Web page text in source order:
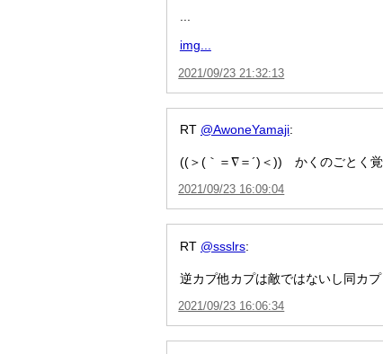
img...
2021/09/23 21:32:13
RT @AwoneYamaji:
((＞(｀＝∇＝´)＜)) かくのごとく
2021/09/23 16:09:04
RT @ssslrs:
逆カプ他カプは敵ではないし同カ
2021/09/23 16:06:34